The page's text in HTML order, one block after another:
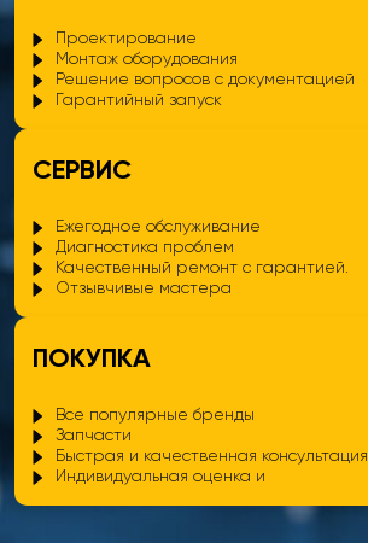
Проектирование
Монтаж оборудования
Решение вопросов с документацией
Гарантийный запуск
СЕРВИС
Ежегодное обслуживание
Диагностика проблем
Качественный ремонт с гарантией.
Отзывчивые мастера
ПОКУПКА
Все популярные бренды
Запчасти
Быстрая и качественная консультация
Индивидуальная оценка и